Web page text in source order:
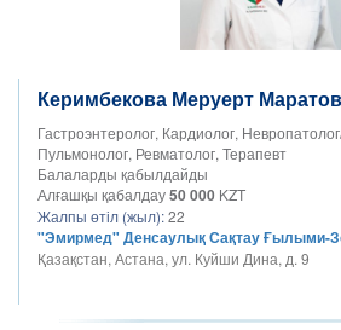
Керимбекова Меруерт
Гастроэнтеролог, Кардиолог,
Пульмонолог, Ревматолог, Терапевт
Балаларды қабылдайды
Алғашқы қабалдау50 000 KZT
Жалпы өтіл (жыл):22
"Эмирмед" Денсаулық Сақтау Ғылыми-
Қазақстан, Астана, ул. Куйши Дина, д. 9